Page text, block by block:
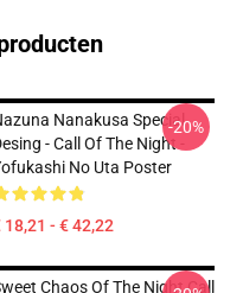
Nanakusa Special
- Call Of The Night -
No Uta Poster
18,21 - € 42,22
-20%
Chaos Of The Night Call